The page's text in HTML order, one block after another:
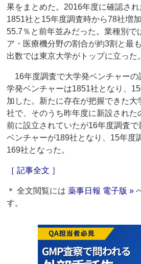
果をまとめた。2016年度に確認さ
1851社と15年度調査時から78社増
55.7％と前年並みだった。業種別で
ア・医療機分野の割合が約3割と最
出数では東京大学がトップに立った。
16年度調査で大学発ベンチャーの
学発ベンチャーは1851社となり、
加した。新たに存在が把握できた大
社で、そのうち昨年度に新設された
前に設立されていたが16年度調査
ベンチャーが189社となり、15年度
169社となった。
［ 記事全文 ］
＊ 全文閲覧には薬事日報 電子版 »
す。